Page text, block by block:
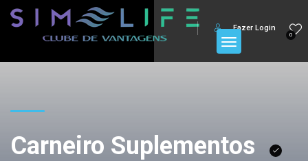
0
Fazer Login
Carneiro Suplementos